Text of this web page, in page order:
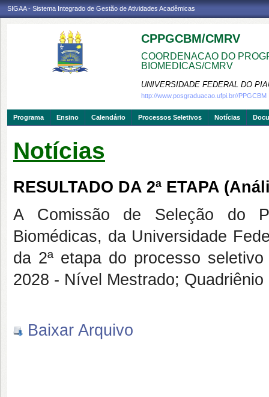
SIGAA - Sistema Integrado de Gestão de Atividades Acadêmicas
CPPGCBM/CMRV
COORDENACAO DO
BIOMEDICAS/CMRV
UNIVERSIDADE FEDERAL DO
http://www.posgraduacao.ufpi.br//PPGCBM
Programa Ensino Calendário Processos Seletivos Notícias
Notícias
RESULTADO DA 2ª ETAPA
A Comissão de Seleção do
Biomédicas, da Universidade
da 2ª etapa do processo
2028 - Nível Mestrado;
Baixar Arquivo